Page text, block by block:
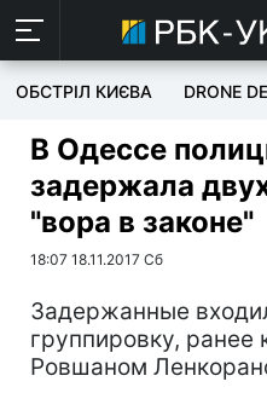
ОБСТРІЛ КИЄВА DRONE
В Одессе
задержала
"вора в законе"
18:07 18.11.2017 Сб
Задержанные
группировку,
Ровшаном